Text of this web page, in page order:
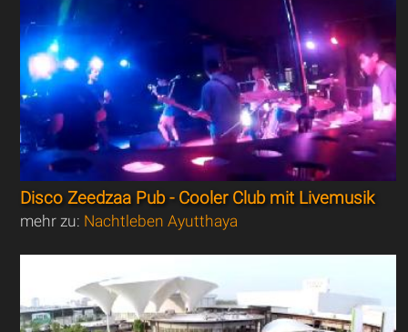
Disco Zeedzaa Pub - Cooler Club mit Livemusik
mehr zu: Nachtleben Ayutthaya